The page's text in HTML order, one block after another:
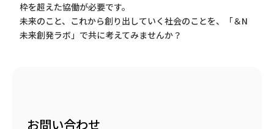
枠を超えた協働が必要です。
未来のこと、これから創り出していく社会のことを、「＆N
未来創発ラボ」で共に考えてみませんか？
お問い合わせ